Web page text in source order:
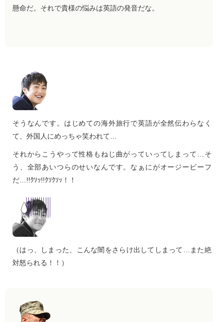
懸命だ。それで貴様の悩みは英語の発音だな。
そうなんです。はじめての海外旅行で英語が全然伝わらなく
て、外国人にめっちゃ笑われて…
それからこうやって性格もねじ曲がっていってしまって…そ
う、全部あいつらのせいなんです。なぁにがオージービーフ
だ…!!ｸｿｯ!!ｸｿｸｿｯ！！
（はっ、しまった、こんな闇をさらけ出してしまって…また絶
対怒られる！！）